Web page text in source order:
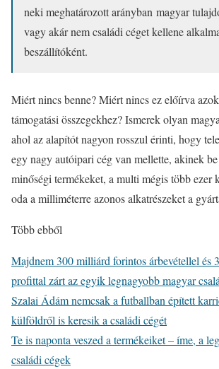
neki meghatározott arányban magyar
vagy akár nem családi céget kellene
beszállítóként.
Miért nincs benne? Miért nincs ez előírva
támogatási összegekhez? Ismerek olyan
ahol az alapítót nagyon rosszul érinti, hogy
egy nagy autóipari cég van mellette, akinek
minőségi termékeket, a multi mégis több ezer
oda a milliméterre azonos alkatrészeket a
Több ebből
Majdnem 300 milliárd forintos árbevétellel és
profittal zárt az egyik legnagyobb magyar
Szalai Ádám nemcsak a futballban épített
külföldről is keresik a családi cégét
Te is naponta veszed a termékeiket – íme, a
családi cégek